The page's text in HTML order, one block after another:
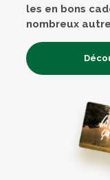
les en bons
nombreux